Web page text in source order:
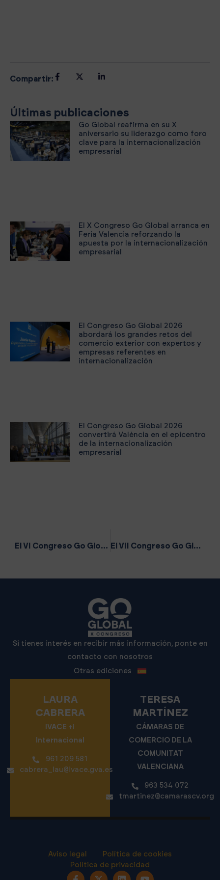
Compartir:
Últimas publicaciones
Go Global reafirma en su X
aniversario su liderazgo como foro
clave para la internacionalización
empresarial
El X Congreso Go Global arranca en
Feria Valencia reforzando la
apuesta por la internacionalización
empresarial
El Congreso Go Global 2026
abordará los grandes retos del
comercio exterior con expertos y
empresas referentes en
internacionalización
El Congreso Go Global 2026
convertirá València en el epicentro
de la internacionalización
empresarial
El VI Congreso Go Global retoma la presencialidad con más de 20 países para fomentar las exportaciones de las pymes de la Comunitat El VII Congreso Go Global supondrá un nuevo impulso a la internacionalización de las pymes valencianas
Si tienes interés en recibir más información, ponte en
contacto con nosotros
Otras ediciones
LAURA
CABRERA
IVACE +i
Internacional
961 209 581
cabrera_lau@ivace.gva.es
TERESA
MARTÍNEZ
CÁMARAS DE
COMERCIO DE LA
COMUNITAT
VALENCIANA
963 534 072
tmartinez@camarascv.org
Aviso legal
Política de cookies
Política de privacidad